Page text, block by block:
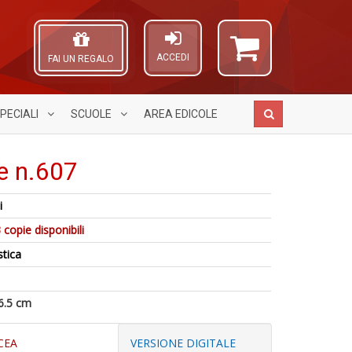
ACCEDI
FAI UN REGALO
SCUOLE AREA EDICOLE
n.607
copie disponibili
cm
VERSIONE DIGITALE